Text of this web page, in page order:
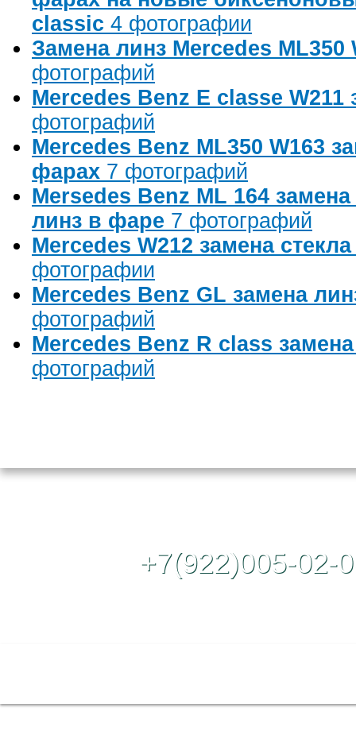
classic 4 фотографии
Замена линз Mercedes ML350
фотографий
Mercedes Benz E classe W211
фотографий
Mercedes Benz ML350 W163
фарах 7 фотографий
Mersedes Benz ML 164
линз в фаре 7 фотографий
Mercedes W212 замена
фотографии
Mercedes Benz GL замена
фотографий
Mercedes Benz R class
фотографий
+7(922)005-02-